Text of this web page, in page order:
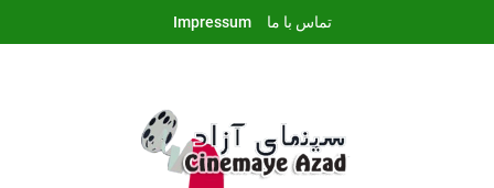
تماس با ما Impressum